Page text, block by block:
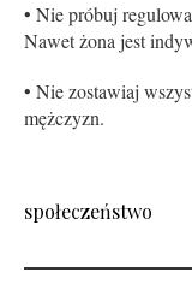
• Nie próbuj
Nawet żona jest
• Nie zostawiaj
mężczyzn.
społeczeństwo